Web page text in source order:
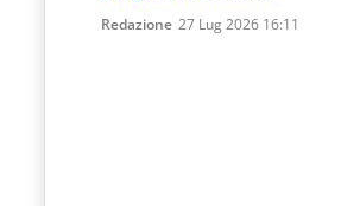
Redazione 27 Lug 2026 16:11